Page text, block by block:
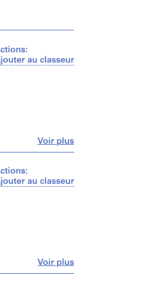
au classeur
Voir plusFermer
au classeur
Voir plusFermer